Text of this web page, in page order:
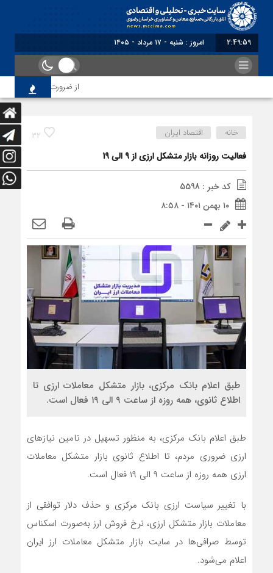
2:49:59 امروز : شنبه - ۱۷ مرداد - ۱۴۰۵
از ضرورت اصلاح
32 خانه اقتصاد ایران
فعالیت روزانه بازار متشکل ارزی از 9 الی 19
کد خبر : 5598
۱۰ بهمن ۱۴۰۱ - ۸:۵۸
طبق اعلام بانک مرکزی، بازار متشکل معاملات ارزی تا
اطلاع ثانوی، همه روزه از ساعت ۹ الی ۱۹ فعال است.
طبق اعلام بانک مرکزی، به منظور تسهیل در تامین نیازهای
ارزی ضروری مردم، تا اطلاع ثانوی بازار متشکل معاملات
ارزی همه روزه از ساعت ۹ الی ۱۹ فعال است.
با تغییر سیاست ارزی بانک مرکزی و حذف دلار توافقی از
معاملات بازار متشکل ارزی، نرخ فروش ارز به‌صورت اسکناس
توسط صرافی‌ها در سایت بازار متشکل معاملات ارز ایران
اعلام می‌شود.